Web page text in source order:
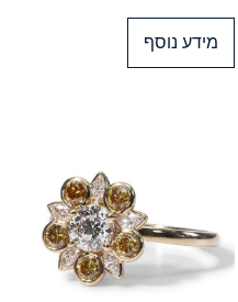
מידע נוסף